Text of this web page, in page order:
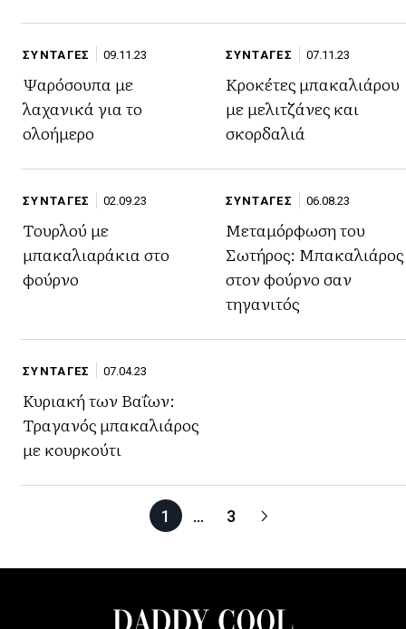
ΣΥΝΤΑΓΕΣ 09.11.23
Ψαρόσουπα με
λαχανικά για το
ολοήμερο
ΣΥΝΤΑΓΕΣ 07.11.23
Κροκέτες μπακαλιάρου
με μελιτζάνες και
σκορδαλιά
ΣΥΝΤΑΓΕΣ 02.09.23
Τουρλού με
μπακαλιαράκια στο
φούρνο
ΣΥΝΤΑΓΕΣ 06.08.23
Μεταμόρφωση του
Σωτήρος: Μπακαλιάρος
στον φούρνο σαν
τηγανιτός
ΣΥΝΤΑΓΕΣ 07.04.23
Κυριακή των Βαΐων:
Τραγανός μπακαλιάρος
με κουρκούτι
1 … 3